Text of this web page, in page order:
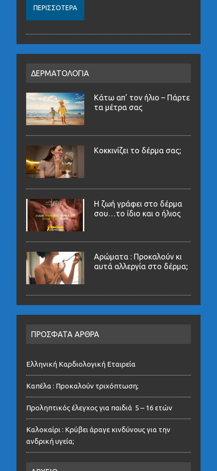
ΠΕΡΙΣΣΌΤΕΡΑ
ΔΕΡΜΑΤΟΛΟΓΙΑ
Κάτω απ’ τον ήλιο – Πάρτε
τα μέτρα σας
Κοκκινίζει το δέρμα σας;
Η ζωή γράφει στο δέρμα
σου…το ίδιο και ο ήλιος
Αρώματα : Προκαλούν κι
αυτά αλλεργία στο δέρμα;
ΠΡΟΣΦΑΤΑ ΑΡΘΡΑ
Ελληνική Καρδιολογική Εταιρεία
Καπέλα : Προκαλούν τριχόπτωση;
Προληπτικός έλεγχος για παιδιά 5 – 16 ετών
Καλοκαίρι : Κρύβει άραγε κινδύνους για την
ανδρική υγεία;